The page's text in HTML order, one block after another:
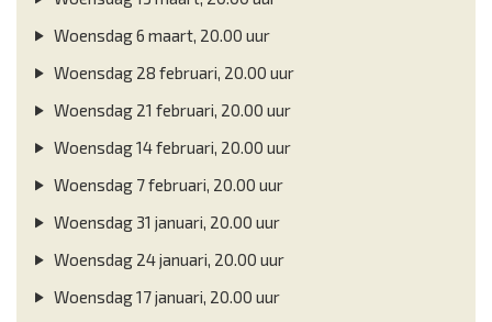
Woensdag 6 maart, 20.00 uur
Woensdag 28 februari, 20.00 uur
Woensdag 21 februari, 20.00 uur
Woensdag 14 februari, 20.00 uur
Woensdag 7 februari, 20.00 uur
Woensdag 31 januari, 20.00 uur
Woensdag 24 januari, 20.00 uur
Woensdag 17 januari, 20.00 uur